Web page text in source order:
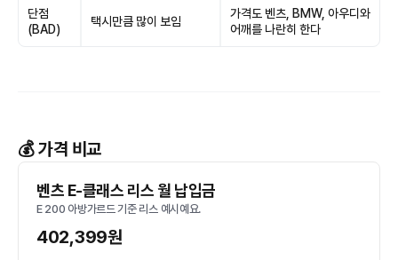
단점
(BAD)
택시만큼 많이 보임
가격도 벤츠, BMW, 아우디와
어깨를 나란히 한다
💰 가격 비교
벤츠 E-클래스 리스 월 납입금
E 200 아방가르드 기준 리스 예시예요.
402,399원